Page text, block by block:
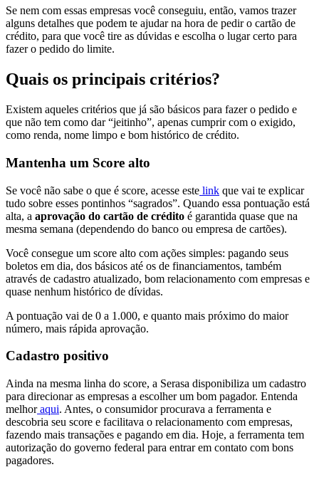
Se nem com essas empresas você conseguiu, então, vamos trazer
alguns detalhes que podem te ajudar na hora de pedir o cartão de
crédito, para que você tire as dúvidas e escolha o lugar certo para
fazer o pedido do limite.
Quais os principais critérios?
Existem aqueles critérios que já são básicos para fazer o pedido e
que não tem como dar “jeitinho”, apenas cumprir com o exigido,
como renda, nome limpo e bom histórico de crédito.
Mantenha um Score alto
Se você não sabe o que é score, acesse este link que vai te explicar
tudo sobre esses pontinhos “sagrados”. Quando essa pontuação está
alta, a aprovação do cartão de crédito é garantida quase que na
mesma semana (dependendo do banco ou empresa de cartões).
Você consegue um score alto com ações simples: pagando seus
boletos em dia, dos básicos até os de financiamentos, também
através de cadastro atualizado, bom relacionamento com empresas e
quase nenhum histórico de dívidas.
A pontuação vai de 0 a 1.000, e quanto mais próximo do maior
número, mais rápida aprovação.
Cadastro positivo
Ainda na mesma linha do score, a Serasa disponibiliza um cadastro
para direcionar as empresas a escolher um bom pagador. Entenda
melhor aqui. Antes, o consumidor procurava a ferramenta e
descobria seu score e facilitava o relacionamento com empresas,
fazendo mais transações e pagando em dia. Hoje, a ferramenta tem
autorização do governo federal para entrar em contato com bons
pagadores.